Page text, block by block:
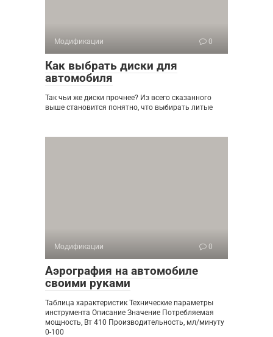
Модификации 0
Как выбрать диски для
автомобиля
Так чьи же диски прочнее? Из всего сказанного
выше становится понятно, что выбирать литые
Модификации 0
Аэрография на автомобиле
своими руками
Таблица характеристик Технические параметры
инструмента Описание Значение Потребляемая
мощность, Вт 410 Производительность, мл/минуту
0-100